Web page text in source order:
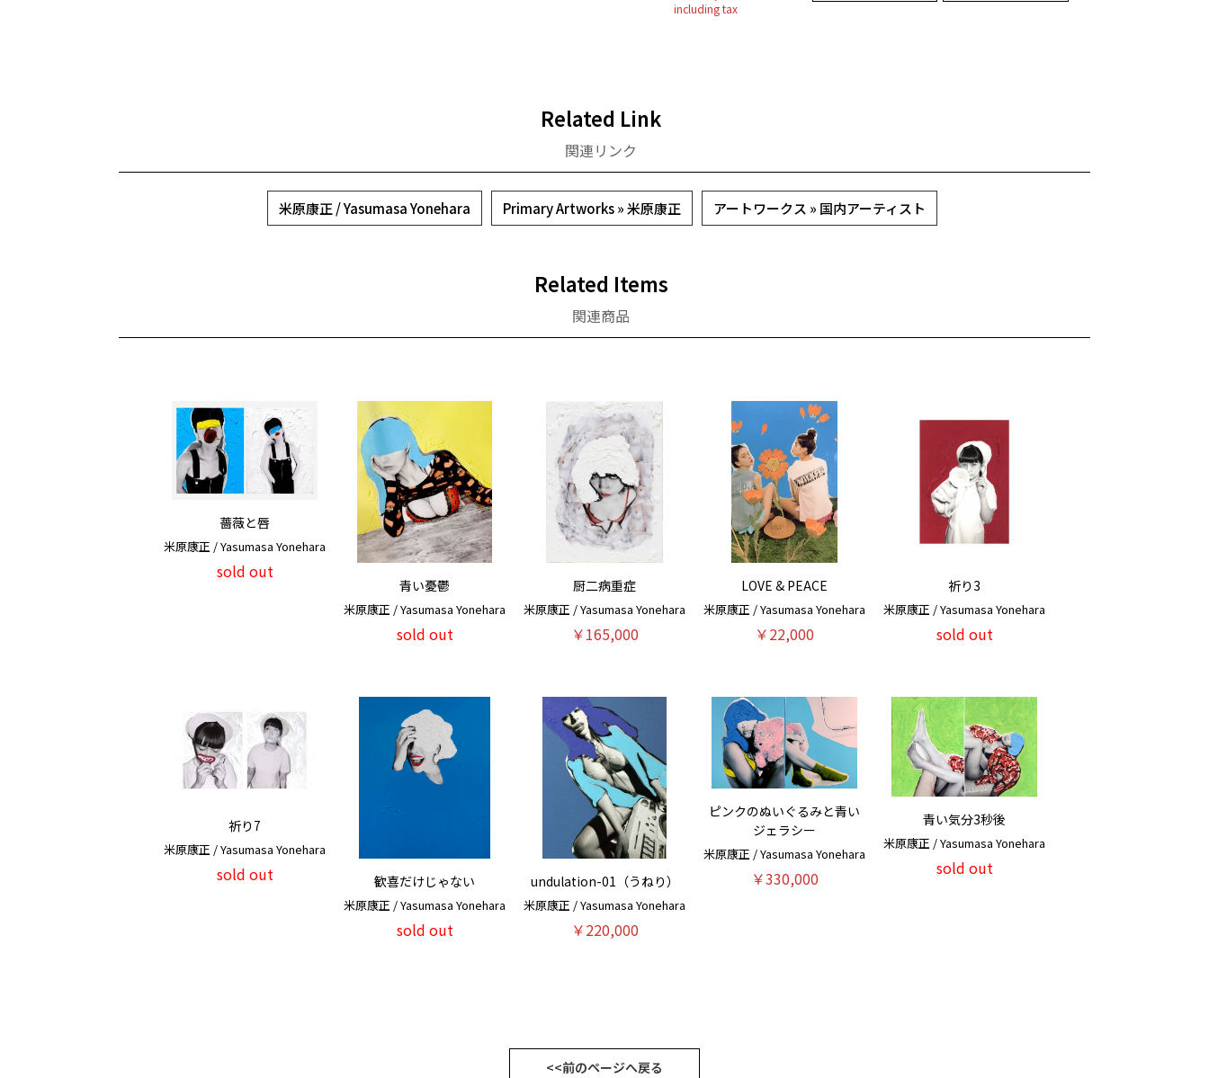
including tax
Related Link
関連リンク
米原康正 / Yasumasa Yonehara Primary Artworks » 米原康正 アートワークス » 国内アーティスト
Related Items
関連商品
薔薇と唇
米原康正 / Yasumasa Yonehara
sold out
青い憂鬱
米原康正 / Yasumasa Yonehara
sold out
厨二病重症
米原康正 / Yasumasa Yonehara
￥165,000
LOVE & PEACE
米原康正 / Yasumasa Yonehara
￥22,000
祈り3
米原康正 / Yasumasa Yonehara
sold out
祈り7
米原康正 / Yasumasa Yonehara
sold out 歓喜だけじゃない
米原康正 / Yasumasa Yonehara
sold out
undulation-01（うねり）
米原康正 / Yasumasa Yonehara
￥220,000
ピンクのぬいぐるみと青い
ジェラシー
米原康正 / Yasumasa Yonehara
￥330,000
青い気分3秒後
米原康正 / Yasumasa Yonehara
sold out
<<前のページへ戻る